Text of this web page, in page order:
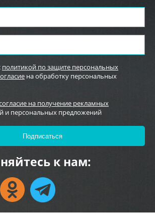
политикой по защите персональных
на обработку персональных
на получение рекламных
и персональных предложений
к нам: